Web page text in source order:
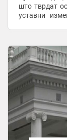
што тврдат
уставни